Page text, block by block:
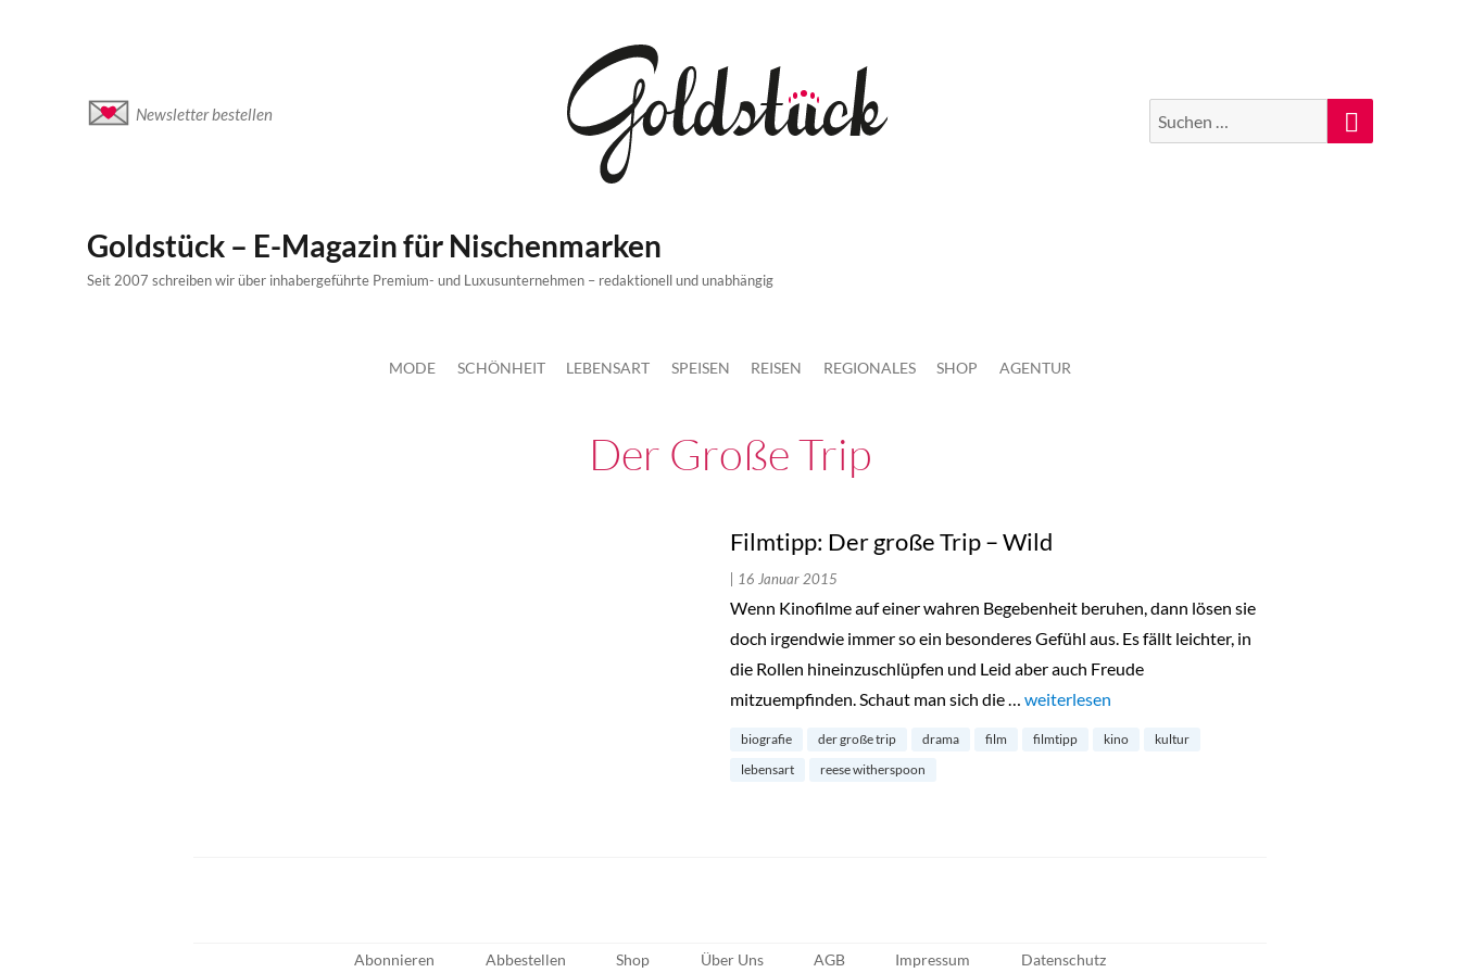
Newsletter bestellen
Suche
nach:
Suchen
Goldstück – E-Magazin für Nischenmarken
Seit 2007 schreiben wir über inhabergeführte Premium- und Luxusunternehmen – redaktionell und unabhängig
MODE SCHÖNHEIT LEBENSART SPEISEN REISEN REGIONALES SHOP AGENTUR
Der Große Trip
Filmtipp: Der große Trip – Wild
| 16 Januar 2015
Wenn Kinofilme auf einer wahren Begebenheit beruhen, dann lösen sie
doch irgendwie immer so ein besonderes Gefühl aus. Es fällt leichter, in
die Rollen hineinzuschlüpfen und Leid aber auch Freude
mitzuempfinden. Schaut man sich die … „Filmtipp: Der große Trip – Wild“
weiterlesen
biografie der große trip drama film filmtipp kino
kultur
lebensart
reese witherspoon
Abonnieren Abbestellen Shop Über Uns AGB Impressum Datenschutz